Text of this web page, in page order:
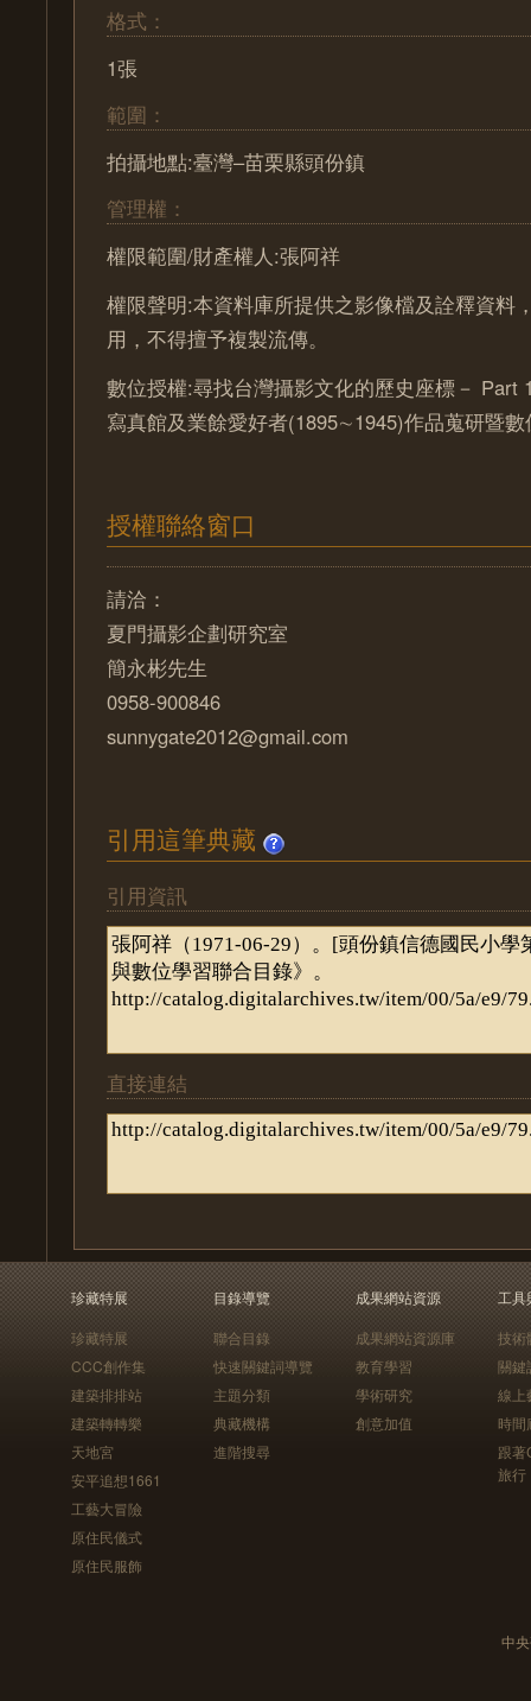
格式：
1張
範圍：
拍攝地點:臺灣–苗栗縣頭份鎮
管理權：
權限範圍/財產權人:張阿祥
權限聲明:本資料庫所提供之影像檔及詮釋資料
用，不得擅予複製流傳。
數位授權:尋找台灣攝影文化的歷史座標－ Part
寫真館及業餘愛好者(1895∼1945)作品蒐研暨
授權聯絡窗口
請洽：
夏門攝影企劃研究室
簡永彬先生
0958-900846
sunnygate2012@gmail.com
引用這筆典藏
引用資訊
直接連結
珍藏特展
珍藏特展
CCC創作集
建築排排站
建築轉轉樂
天地宮
安平追想1661
工藝大冒險
原住民儀式
原住民服飾
目錄導覽
聯合目錄
快速關鍵詞導覽
主題分類
典藏機構
進階搜尋
成果網站資源
成果網站資源庫
教育學習
學術研究
創意加值
工具
技術
關鍵
線上
時間
跟
旅行
中